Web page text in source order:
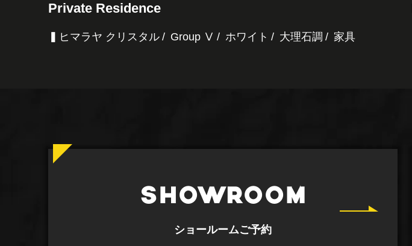
Private Residence
▍ヒマラヤ クリスタル Group Ⅴ ホワイト 大理石調 家具
SHOWROOM
ショールームご予約